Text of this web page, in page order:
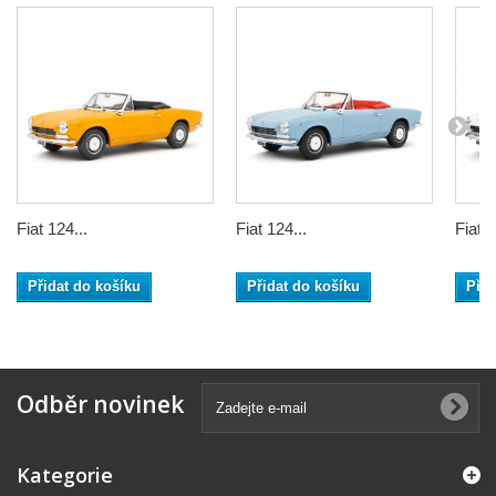
Fiat 124...
Přidat do košíku
Fiat 124...
Přidat do košíku
Fiat
Odběr novinek
Kategorie